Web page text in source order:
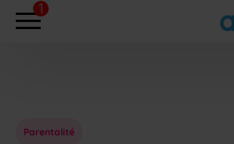
Parentalité